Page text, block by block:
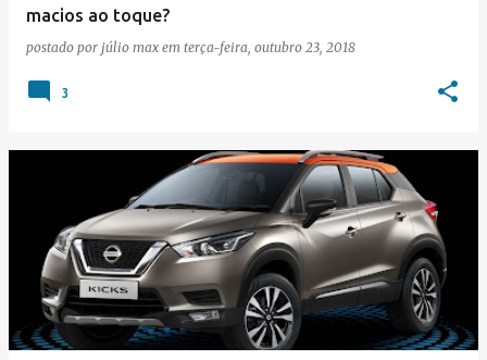
macios ao toque?
postado por júlio max em terça-feira, outubro 23, 2018
3